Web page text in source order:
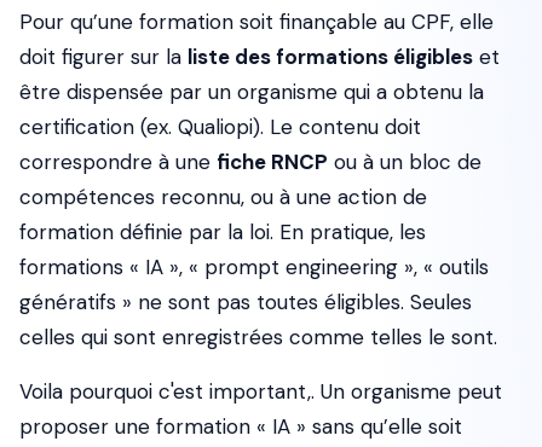
Pour qu’une formation soit finançable au CPF, elle
doit figurer sur la liste des formations éligibles et
être dispensée par un organisme qui a obtenu la
certification (ex. Qualiopi). Le contenu doit
correspondre à une fiche RNCP ou à un bloc de
compétences reconnu, ou à une action de
formation définie par la loi. En pratique, les
formations « IA », « prompt engineering », « outils
génératifs » ne sont pas toutes éligibles. Seules
celles qui sont enregistrées comme telles le sont.
Voila pourquoi c'est important,. Un organisme peut
proposer une formation « IA » sans qu’elle soit